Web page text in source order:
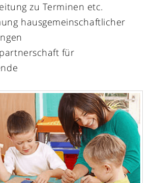
zu Terminen etc.
hausgemeinschaftlicher
für